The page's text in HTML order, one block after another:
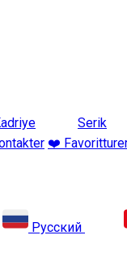
Serik
❤️
Русский